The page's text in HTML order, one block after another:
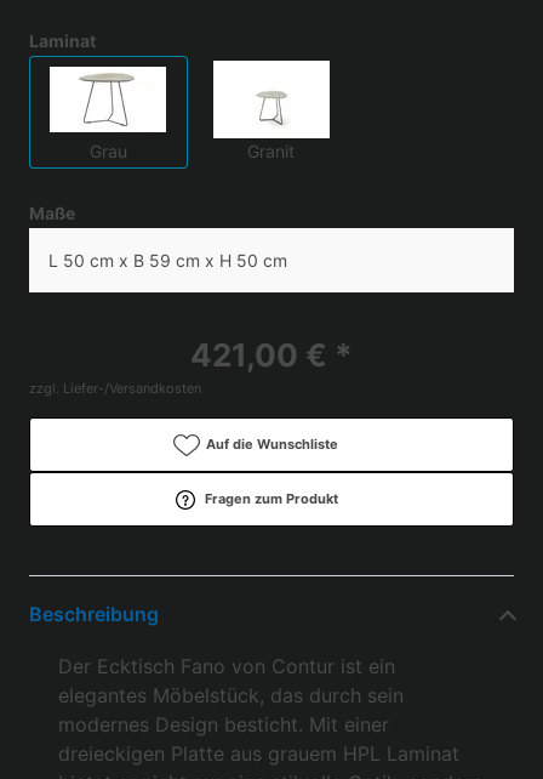
Laminat
Grau Granit
Maße
L 50 cm x B 59 cm x H 50 cm
421,00 € *
zzgl. Liefer-/Versandkosten
Auf die Wunschliste
Fragen zum Produkt
Beschreibung
Der Ecktisch Fano von Contur ist ein
elegantes Möbelstück, das durch sein
modernes Design besticht. Mit einer
dreieckigen Platte aus grauem HPL Laminat